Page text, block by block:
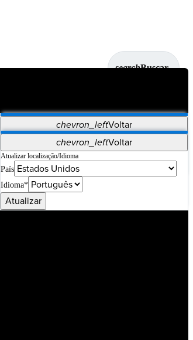
searchBuscar
chevron_leftVoltar
Vet Systems OrthoPedia Patient
Supplier Portal
Synergy Imaging & Resection
chevron_leftVoltar
Atualizar localização/Idioma
País
Idioma*
Atualizar